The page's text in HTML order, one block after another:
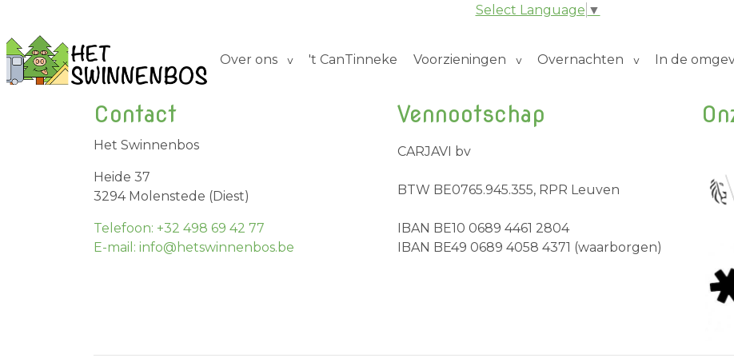
Select Language ▼
Over ons 't CanTinneke Voorzieningen Overnachten In de
Contact
Het Swinnenbos
Heide 37
3294 Molenstede (Diest)
Telefoon: +32 498 69 42 77
E-mail: info@hetswinnenbos.be
Vennootschap
CARJAVI bv
BTW BE0765.945.355, RPR Leuven
IBAN BE10 0689 4461 2804
IBAN BE49 0689 4058 4371 (waarborgen)